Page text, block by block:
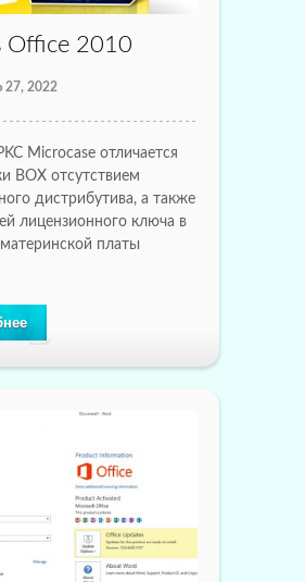
Office 2010
2022
Microcase отличается
BOX отсутствием
дистрибутива, а также
лицензионного ключа в
платы